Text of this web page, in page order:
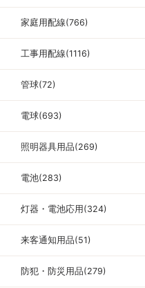
家庭用配線(766)
工事用配線(1116)
管球(72)
電球(693)
照明器具用品(269)
電池(283)
灯器・電池応用(324)
来客通知用品(51)
防犯・防災用品(279)